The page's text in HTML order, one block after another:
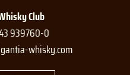
Club
939760-0
whisky.com